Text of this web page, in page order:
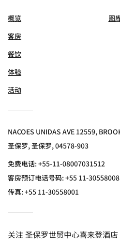
概览
客房
餐饮
体验
活动
图
NACOES UNIDAS AVE 12559,
圣保罗, 圣保罗, 04578-903
免费电话:+55-11-08007031512
客房预订电话号码: +55 11-30558008
传真:+55 11-30558001
关注圣保罗世贸中心喜来登酒店